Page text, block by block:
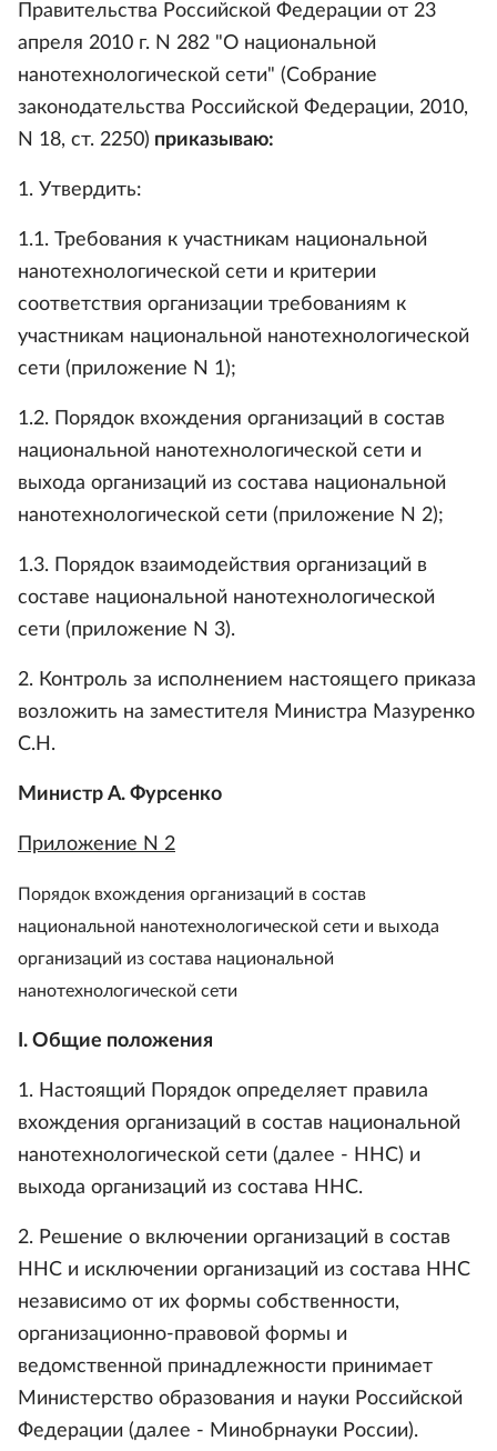
Правительства Российской Федерации от 23
апреля 2010 г. N 282 "О национальной
нанотехнологической сети" (Собрание
законодательства Российской Федерации, 2010,
N 18, ст. 2250) приказываю:
1. Утвердить:
1.1. Требования к участникам национальной
нанотехнологической сети и критерии
соответствия организации требованиям к
участникам национальной нанотехнологической
сети (приложение N 1);
1.2. Порядок вхождения организаций в состав
национальной нанотехнологической сети и
выхода организаций из состава национальной
нанотехнологической сети (приложение N 2);
1.3. Порядок взаимодействия организаций в
составе национальной нанотехнологической
сети (приложение N 3).
2. Контроль за исполнением настоящего приказа
возложить на заместителя Министра Мазуренко
С.Н.
Министр А. Фурсенко
Приложение N 2
Порядок вхождения организаций в состав
национальной нанотехнологической сети и выхода
организаций из состава национальной
нанотехнологической сети
I. Общие положения
1. Настоящий Порядок определяет правила
вхождения организаций в состав национальной
нанотехнологической сети (далее - ННС) и
выхода организаций из состава ННС.
2. Решение о включении организаций в состав
ННС и исключении организаций из состава ННС
независимо от их формы собственности,
организационно-правовой формы и
ведомственной принадлежности принимает
Министерство образования и науки Российской
Федерации (далее - Минобрнауки России).